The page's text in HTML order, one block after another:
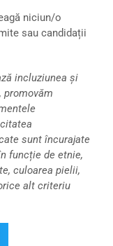
niciun/o
sau candidații
incluziunea și
sunt încurajate
funcție de etnie,
culoarea pielii,
alt criteriu